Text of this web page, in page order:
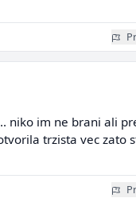
niko im ne brani ali
trzista vec zato